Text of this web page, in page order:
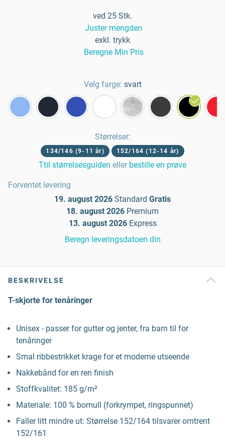
ved 25 Stk.
Juster mengden
exkl. trykk
Beregne Min Pris
Velg farge: svart
Størrelser:
134/146 (9-11 år) 152/164 (12-14 år)
Ttil størrelsesguiden eller bestille en prøve
Forventet levering
19. august 2026 Standard Gratis
18. august 2026 Premium
13. august 2026 Express
Beregn leveringsdatoen din
BESKRIVELSE
T-skjorte for tenåringer
Unisex - passer for gutter og jenter, fra barn til for
tenåringer
Smal ribbestrikket krage for et moderne utseende
Nakkebånd for en ren finish
Stoffkvalitet: 185 g/m²
Materiale: 100 % bomull (forkrympet, ringspunnet)
Faller litt mindre ut: Størrelse 152/164 tilsvarer omtrent
152/161